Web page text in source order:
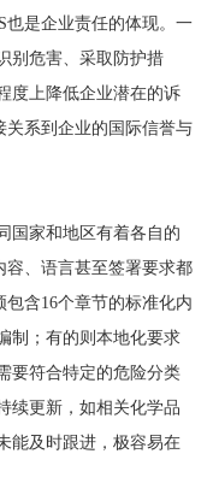
也是企业责任的体现。一
别危害、采取防护措
度上降低企业潜在的诉
关系到企业的国际信誉与
国家和地区有着各自的
容、语言甚至签署要求都
含16个章节的标准化内
制；有的则本地化要求
要符合特定的危险分类
续更新，如相关化学品
能及时跟进，极容易在